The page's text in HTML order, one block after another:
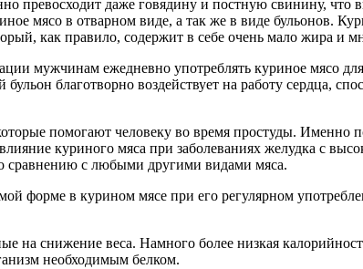
превосходит даже говядину и постную свинину,
мясо в отварном виде, а так же в виде бульонов.
как правило, содержит в себе очень мало жира и
мужчинам ежедневно употреблять куриное мясо
благотворно воздействует на работу сердца,
помогают человеку во время простуды. Именно
куриного мяса при заболеваниях желудка с
сравнению с любыми другими видами мяса.
форме в курином мясе при его регулярном
на снижение веса. Намного более низкая
необходимым белком.